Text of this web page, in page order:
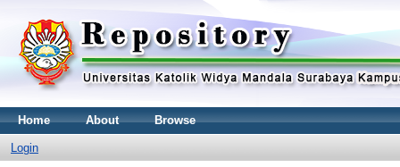
Home About Browse
Login